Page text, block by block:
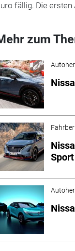
fällig. Die
zum
Sport